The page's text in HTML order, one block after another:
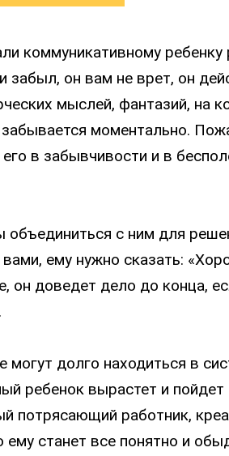
коммуникативному
забыл, он вам не врет, он
мыслей, фантазий, на
моментально.
в забывчивости и в
с ним для
вами, ему нужно сказать:
он доведет дело до конца,
могут долго находиться в
ребенок вырастет и
потрясающий работник,
ему станет все понятно и